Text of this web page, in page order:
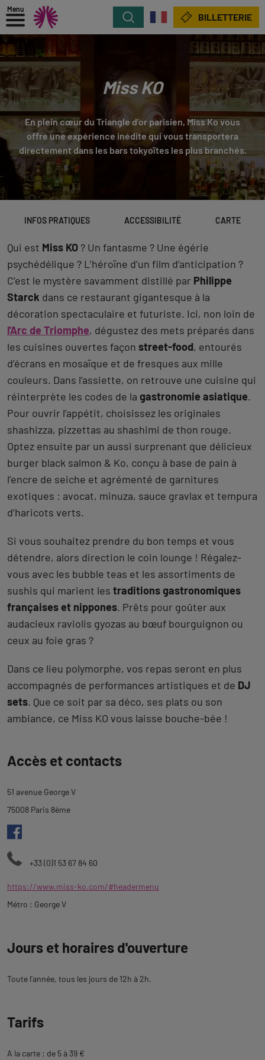
Menu
Rechercher BILLETTERIE
Miss KO
En plein cœur du Triangle d’or parisien, Miss Ko vous
offre une expérience inédite qui vous transportera
directement dans les bars tokyoïtes les plus branchés.
INFOS PRATIQUES ACCESSIBILITÉ CARTE
Qui est Miss KO ? Un fantasme ? Une égérie
psychédélique ? L’héroïne d’un film d’anticipation ?
C’est le mystère savamment distillé par Philippe
Starck dans ce restaurant gigantesque à la
décoration spectaculaire et futuriste. Ici, non loin de
l'Arc de Triomphe, dégustez des mets préparés dans
les cuisines ouvertes façon street-food, entourés
d’écrans en mosaïque et de fresques aux mille
couleurs. Dans l’assiette, on retrouve une cuisine qui
réinterprète les codes de la gastronomie asiatique.
Pour ouvrir l’appétit, choisissez les originales
shashizza, pizzettas au shashimi de thon rouge.
Optez ensuite par un aussi surprenant que délicieux
burger black salmon & Ko, conçu à base de pain à
l’encre de seiche et agrémenté de garnitures
exotiques : avocat, minuza, sauce gravlax et tempura
d’haricots verts.
Si vous souhaitez prendre du bon temps et vous
détendre, alors direction le coin lounge ! Régalez-
vous avec les bubble teas et les assortiments de
sushis qui marient les traditions gastronomiques
françaises et nippones. Prêts pour goûter aux
audacieux raviolis gyozas au bœuf bourguignon ou
ceux au foie gras ?
Dans ce lieu polymorphe, vos repas seront en plus
accompagnés de performances artistiques et de DJ
sets. Que ce soit par sa déco, ses plats ou son
ambiance, ce Miss KO vous laisse bouche-bée !
àAccès et contacts
51 avenue George V
75008 Paris 8ème
+33 (0)1 53 67 84 60
https://www.miss-ko.com/#headermenu
Métro : George V
Jours et horaires d'ouverture
Toute l'année, tous les jours de 12h à 2h.
Tarifs
A la carte : de 5 à 39 €